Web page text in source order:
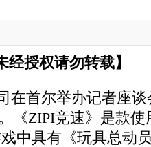
经授权请勿转载】
首尔举办记者座谈
《ZIPI竞速》是款
中具有《玩具总动